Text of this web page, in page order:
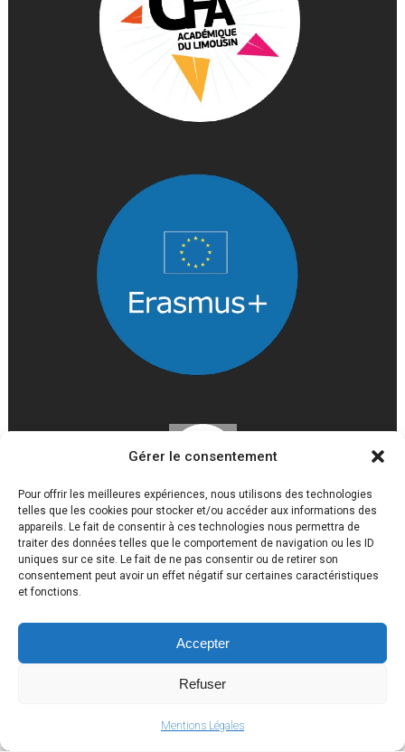
Gérer le consentement
Pour offrir les meilleures expériences, nous utilisons des technologies
telles que les cookies pour stocker et/ou accéder aux informations des
appareils. Le fait de consentir à ces technologies nous permettra de
traiter des données telles que le comportement de navigation ou les ID
uniques sur ce site. Le fait de ne pas consentir ou de retirer son
consentement peut avoir un effet négatif sur certaines caractéristiques
et fonctions.
Accepter
Refuser
Mentions Légales
Lycée Louis Gaston Roussillat 2017 © Tous droits réservés
Mentions légales